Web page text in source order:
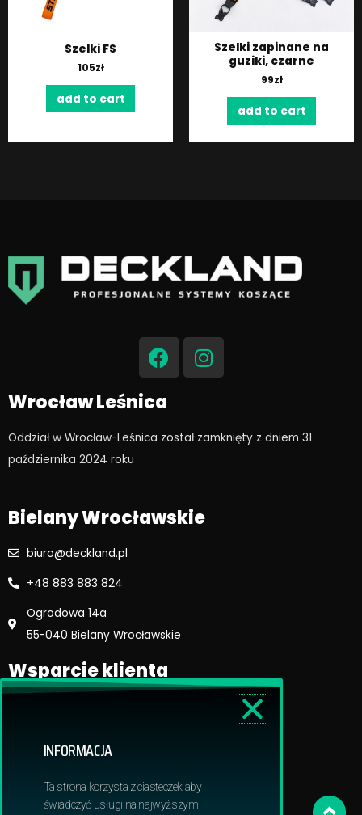
Szelki FS
105zł
add to cart
Szelki zapinane na
guziki, czarne
99zł
add to cart
F
a
c
e
b
o
I
n
s
g
Wrocław Leśnica
Oddział w Wrocław-Leśnica został zamknięty z dniem 31
października 2024 roku​
Bielany Wrocławskie
biuro@deckland.pl
+48 883 883 824
Ogrodowa 14a
55-040 Bielany Wrocławskie
Wsparcie klienta
Dostawa i płatność
Obowiązek informacyjny RODO
INFORMACJA
Ta strona korzysta z ciasteczek aby
świadczyć usługi na najwyższym